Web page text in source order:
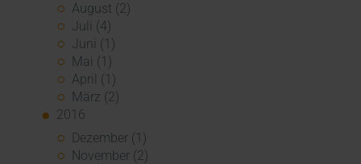
August (2)
Juli (4)
Juni (1)
Mai (1)
April (1)
März (2)
2016
Dezember (1)
November (2)